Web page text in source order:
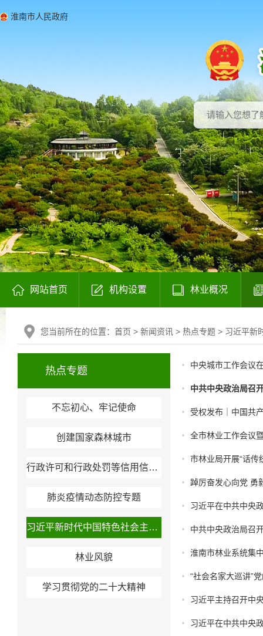
淮南市人民政府
网站首页 机构设置 林业概况
您当前所在的位置： 首页 > 新闻资讯 > 热点专题 > 习近平新
热点专题
不忘初心、牢记使命
创建国家森林城市
行政许可和行政处罚等信用信息公开
肺炎疫情动态防控专题
习近平新时代中国特色社会主义思想
林业风貌
学习贯彻党的二十大精神
中央城市工作会议
中共中央政治局召
受权发布｜中国共
全市林业工作会议
市林业局开展“话传
踔厉奋发心向党 勇
习近平在中共中央
中共中央政治局召
淮南市林业系统集
“社会名家大巡讲”
习近平主持召开中
习近平在中共中央